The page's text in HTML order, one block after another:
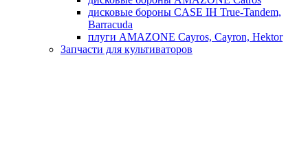
дисковые бороны CASE IH True-Tandem,
Barracuda
плуги AMAZONE Cayros, Cayron, Hektor
Запчасти для культиваторов